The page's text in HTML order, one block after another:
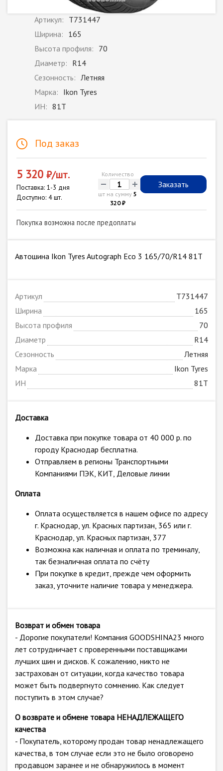
Артикул: T731447
Ширина: 165
Высота профиля: 70
Диаметр: R14
Сезонность: Летняя
Марка: Ikon Tyres
ИН: 81T
Под заказ
5 320 ₽/шт.
Поставка: 1-3 дня
Доступно: 4 шт.
Количество
- +
шт на сумму5
320 ₽
Заказать
Покупка возможна после предоплаты
Автошина Ikon Tyres Autograph Eco 3 165/70/R14 81T
Артикул
T731447
Ширина
165
Высота профиля
70
Диаметр
R14
Сезонность
Летняя
Марка
Ikon Tyres
ИН
81T
Доставка
Доставка при покупке товара от 40 000 р. по
городу Краснодар бесплатна.
Отправляем в регионы Транспортными
Компаниями ПЭК, КИТ, Деловые линии
Оплата
Оплата осуществляется в нашем офисе по адресу
г. Краснодар, ул. Красных партизан, 365 или г.
Краснодар, ул. Красных партизан, 377
Возможна как наличная и оплата по треминалу,
так безналичная оплата по счёту
При покупке в кредит, прежде чем оформить
заказ, уточните наличие товара у менеджера.
Возврат и обмен товара
- Дорогие покупатели! Компания GOODSHINA23 много
лет сотрудничает с проверенными поставщиками
лучших шин и дисков. К сожалению, никто не
застрахован от ситуации, когда качество товара
может быть подвергнуто сомнению. Как следует
поступить в этом случае?
О возврате и обмене товара НЕНАДЛЕЖАЩЕГО
качества
- Покупатель, которому продан товар ненадлежащего
качества, в том случае если это не было оговорено
продавцом заранее и не обнаружилось в момент